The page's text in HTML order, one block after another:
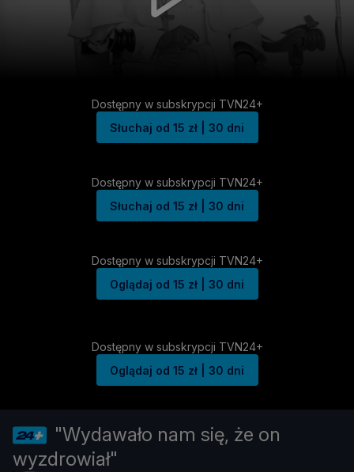
Dostępny w subskrypcji TVN24+
Słuchaj od 15 zł | 30 dni
Dostępny w subskrypcji TVN24+
Słuchaj od 15 zł | 30 dni
Dostępny w subskrypcji TVN24+
Oglądaj od 15 zł | 30 dni
Dostępny w subskrypcji TVN24+
Oglądaj od 15 zł | 30 dni
"Wydawało nam się, że on
wyzdrowiał"